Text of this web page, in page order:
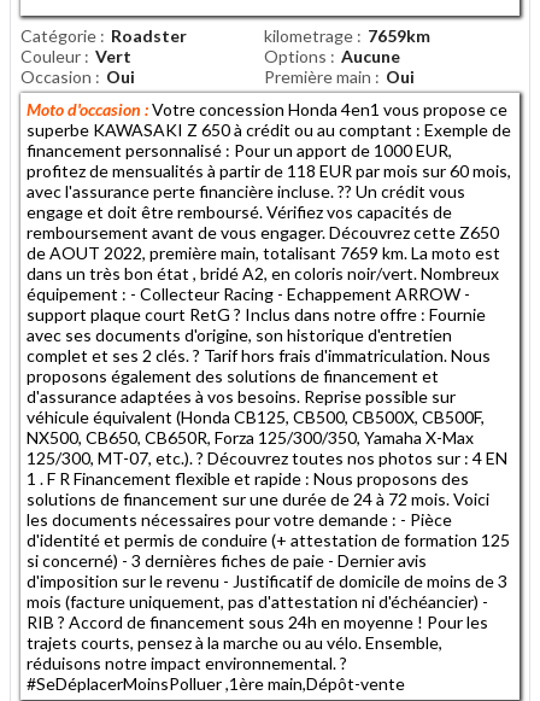
Catégorie Roadster kilometrage
7659km
Couleur
Vert Options
Aucune
Occasion
Oui Première main
Oui
Moto d'occasion :Votre concession Honda 4en1 vous propose ce
superbe KAWASAKI Z 650 à crédit ou au comptant : Exemple de
financement personnalisé : Pour un apport de 1000 EUR,
profitez de mensualités à partir de 118 EUR par mois sur 60 mois,
avec l'assurance perte financière incluse. ?? Un crédit vous
engage et doit être remboursé. Vérifiez vos capacités de
remboursement avant de vous engager. Découvrez cette Z650
de AOUT 2022, première main, totalisant 7659 km. La moto est
dans un très bon état , bridé A2, en coloris noir/vert. Nombreux
équipement : - Collecteur Racing - Echappement ARROW -
support plaque court RetG ? Inclus dans notre offre : Fournie
avec ses documents d'origine, son historique d'entretien
complet et ses 2 clés. ? Tarif hors frais d'immatriculation. Nous
proposons également des solutions de financement et
d'assurance adaptées à vos besoins. Reprise possible sur
véhicule équivalent (Honda CB125, CB500, CB500X, CB500F,
NX500, CB650, CB650R, Forza 125/300/350, Yamaha X-Max
125/300, MT-07, etc.). ? Découvrez toutes nos photos sur : 4 EN
1 . F R Financement flexible et rapide : Nous proposons des
solutions de financement sur une durée de 24 à 72 mois. Voici
les documents nécessaires pour votre demande : - Pièce
d'identité et permis de conduire (+ attestation de formation 125
si concerné) - 3 dernières fiches de paie - Dernier avis
d'imposition sur le revenu - Justificatif de domicile de moins de 3
mois (facture uniquement, pas d'attestation ni d'échéancier) -
RIB ? Accord de financement sous 24h en moyenne ! Pour les
trajets courts, pensez à la marche ou au vélo. Ensemble,
réduisons notre impact environnemental. ?
#SeDéplacerMoinsPolluer ,1ère main,Dépôt-vente